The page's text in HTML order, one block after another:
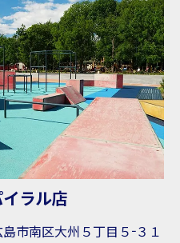
ラル店
市南区大州５丁目５−３１